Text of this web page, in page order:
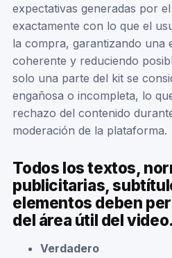
expectativas generadas por
exactamente con lo que el
la compra, garantizando una
coherente y reduciendo
solo una parte del kit se
engañosa o incompleta, lo
rechazo del contenido
moderación de la plataforma.
Todos los textos,
publicitarias,
elementos deben
del área útil del video.
Verdadero